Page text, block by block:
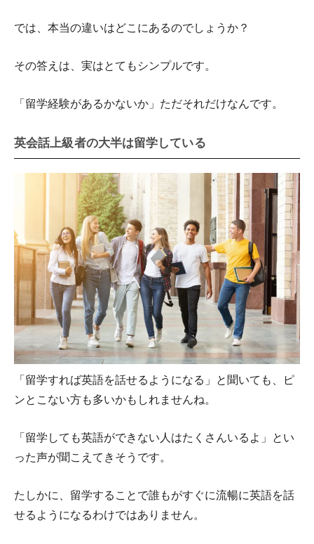
では、本当の違いはどこにあるのでしょうか？
その答えは、実はとてもシンプルです。
「留学経験があるかないか」ただそれだけなんです。
英会話上級者の大半は留学している
「留学すれば英語を話せるようになる」と聞いても、ピ
ンとこない方も多いかもしれませんね。
「留学しても英語ができない人はたくさんいるよ」とい
った声が聞こえてきそうです。
たしかに、留学することで誰もがすぐに流暢に英語を話
せるようになるわけではありません。